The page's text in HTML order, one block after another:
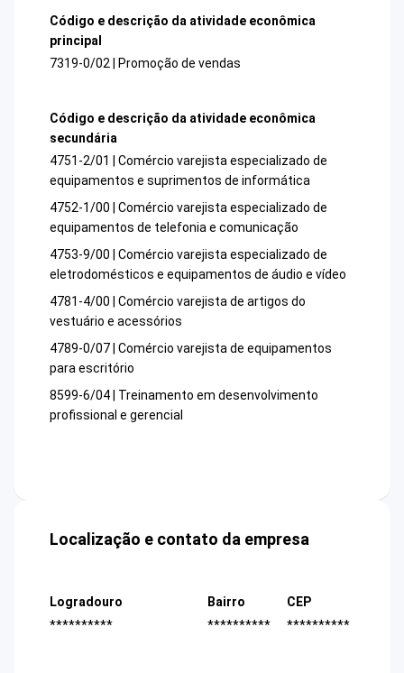
Código e descrição da atividade econômica
principal
7319-0/02 | Promoção de vendas
Código e descrição da atividade econômica
secundária
4751-2/01 | Comércio varejista especializado de
equipamentos e suprimentos de informática
4752-1/00 | Comércio varejista especializado de
equipamentos de telefonia e comunicação
4753-9/00 | Comércio varejista especializado de
eletrodomésticos e equipamentos de áudio e vídeo
4781-4/00 | Comércio varejista de artigos do
vestuário e acessórios
4789-0/07 | Comércio varejista de equipamentos
para escritório
8599-6/04 | Treinamento em desenvolvimento
profissional e gerencial
Localização e contato da empresa
Logradouro
**********
Bairro
**********
CEP
**********